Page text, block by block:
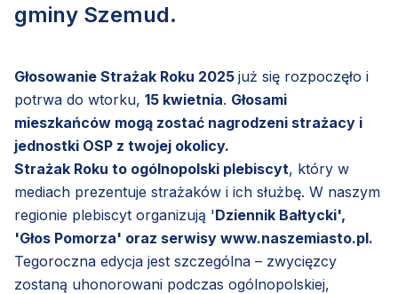
gminy Szemud.
Głosowanie Strażak Roku 2025 już się rozpoczęło i
potrwa do wtorku, 15 kwietnia. Głosami
mieszkańców mogą zostać nagrodzeni strażacy i
jednostki OSP z twojej okolicy.
Strażak Roku to ogólnopolski plebiscyt, który w
mediach prezentuje strażaków i ich służbę. W naszym
regionie plebiscyt organizują 'Dziennik Bałtycki',
'Głos Pomorza' oraz serwisy www.naszemiasto.pl.
Tegoroczna edycja jest szczególna – zwycięzcy
zostaną uhonorowani podczas ogólnopolskiej,